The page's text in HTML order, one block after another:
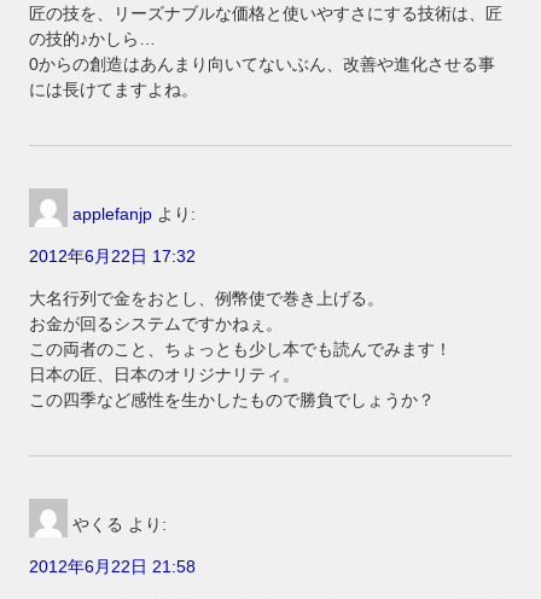
匠の技を、リーズナブルな価格と使いやすさにする技術は、匠
の技的♪かしら…
0からの創造はあんまり向いてないぶん、改善や進化させる事
には長けてますよね。
applefanjp より:
2012年6月22日 17:32
大名行列で金をおとし、例幣使で巻き上げる。
お金が回るシステムですかねぇ。
この両者のこと、ちょっとも少し本でも読んでみます！
日本の匠、日本のオリジナリティ。
この四季など感性を生かしたもので勝負でしょうか？
やくる より:
2012年6月22日 21:58